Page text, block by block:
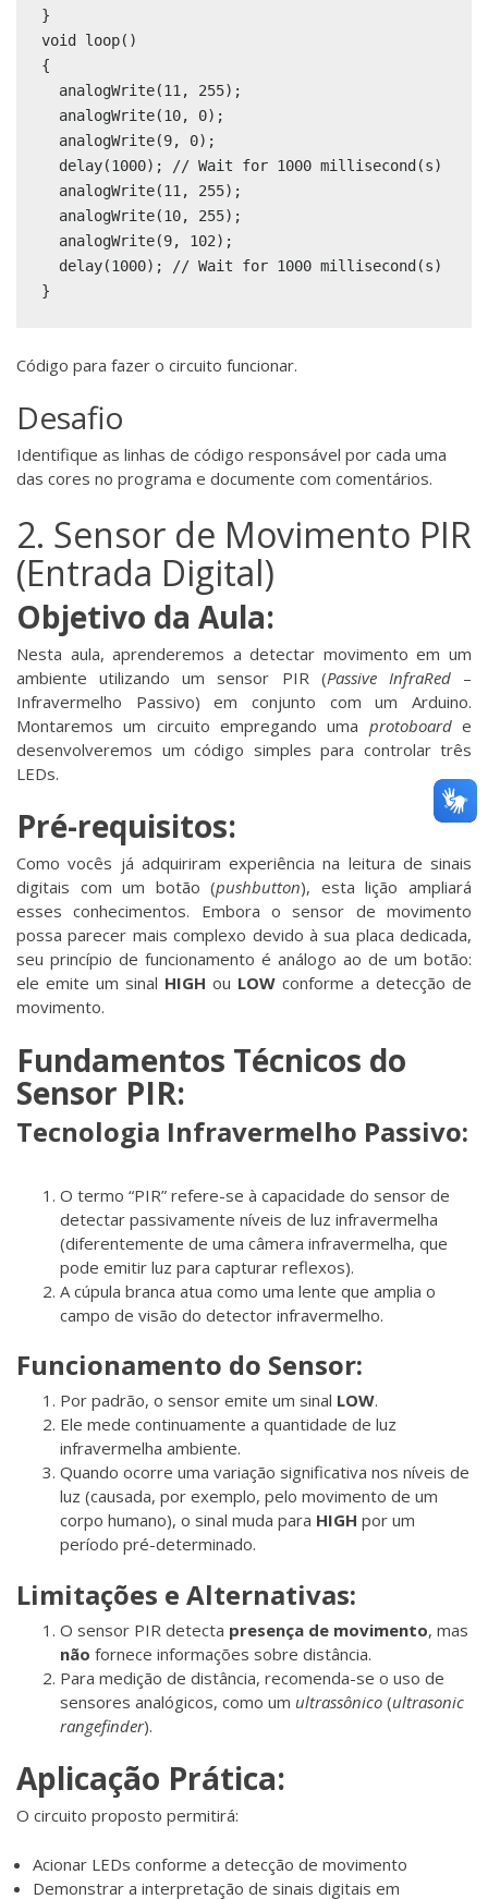
}
void loop()
{
  analogWrite(11, 255);
  analogWrite(10, 0);
  analogWrite(9, 0);
  delay(1000); // Wait for 1000 millisecond(s)
  analogWrite(11, 255);
  analogWrite(10, 255);
  analogWrite(9, 102);
  delay(1000); // Wait for 1000 millisecond(s)
Código para fazer o circuito funcionar.
Desafio
Identifique as linhas de código responsável por cada uma
das cores no programa e documente com comentários.
2. Sensor de Movimento PIR
(Entrada Digital)
Objetivo da Aula:
Nesta aula, aprenderemos a detectar movimento em um
ambiente utilizando um sensor PIR (Passive InfraRed–
Infravermelho Passivo) em conjunto com um Arduino.
Montaremos um circuito empregando uma protoboarde
desenvolveremos um código simples para controlar três
LEDs.
Pré-requisitos:
Como vocês já adquiriram experiência na leitura de sinais
digitais com um botão (pushbutton), esta lição ampliará
esses conhecimentos. Embora o sensor de movimento
possa parecer mais complexo devido à sua placa dedicada,
seu princípio de funcionamento é análogo ao de um botão:
ele emite um sinal HIGH ou LOW conforme a detecção de
movimento.
Fundamentos Técnicos do
Sensor PIR:
Tecnologia Infravermelho Passivo:
O termo “PIR” refere-se à capacidade do sensor de
detectar passivamente níveis de luz infravermelha
(diferentemente de uma câmera infravermelha, que
pode emitir luz para capturar reflexos).
A cúpula branca atua como uma lente que amplia o
campo de visão do detector infravermelho.
Funcionamento do Sensor:
Por padrão, o sensor emite um sinal LOW.
Ele mede continuamente a quantidade de luz
infravermelha ambiente.
Quando ocorre uma variação significativa nos níveis de
luz (causada, por exemplo, pelo movimento de um
corpo humano), o sinal muda para HIGH por um
período pré-determinado.
Limitações e Alternativas:
O sensor PIR detecta presença de movimento, mas
não fornece informações sobre distância.
Para medição de distância, recomenda-se o uso de
sensores analógicos, como um ultrassônico (ultrasonic
rangefinder).
Aplicação Prática:
O circuito proposto permitirá:
Acionar LEDs conforme a detecção de movimento
Demonstrar a interpretação de sinais digitais em